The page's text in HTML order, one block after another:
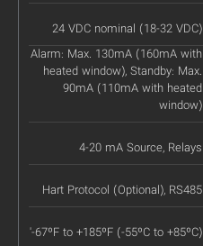
24 VDC nominal (18-32 VDC)
Alarm: Max. 130mA (160mA with
heated window), Standby: Max.
90mA (110mA with heated
window)
4-20 mA Source, Relays
Hart Protocol (Optional), RS485
'-67ºF to +185ºF (-55ºC to +85ºC)